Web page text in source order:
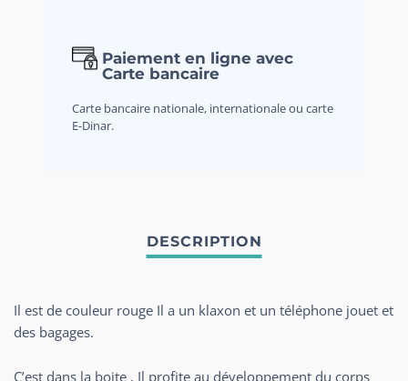
Paiement en ligne avec
Carte bancaire
Carte bancaire nationale, internationale ou carte
E-Dinar.
Il est de couleur rouge Il a un klaxon et un téléphone jouet et
des bagages.
C’est dans la boite , Il profite au développement du corps